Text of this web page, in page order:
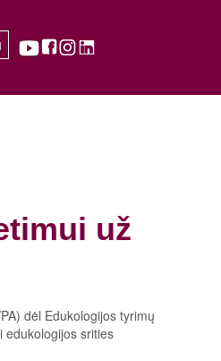
už
dėl Edukologijos tyrimų
srities